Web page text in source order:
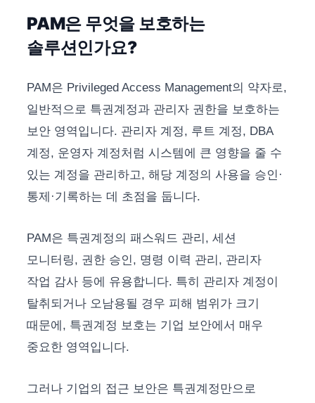
PAM은 무엇을 보호하는
솔루션인가요?
PAM은 Privileged Access Management의 약자로,
일반적으로 특권계정과 관리자 권한을 보호하는
보안 영역입니다. 관리자 계정, 루트 계정, DBA
계정, 운영자 계정처럼 시스템에 큰 영향을 줄 수
있는 계정을 관리하고, 해당 계정의 사용을 승인·
통제·기록하는 데 초점을 둡니다.
PAM은 특권계정의 패스워드 관리, 세션
모니터링, 권한 승인, 명령 이력 관리, 관리자
작업 감사 등에 유용합니다. 특히 관리자 계정이
탈취되거나 오남용될 경우 피해 범위가 크기
때문에, 특권계정 보호는 기업 보안에서 매우
중요한 영역입니다.
그러나 기업의 접근 보안은 특권계정만으로